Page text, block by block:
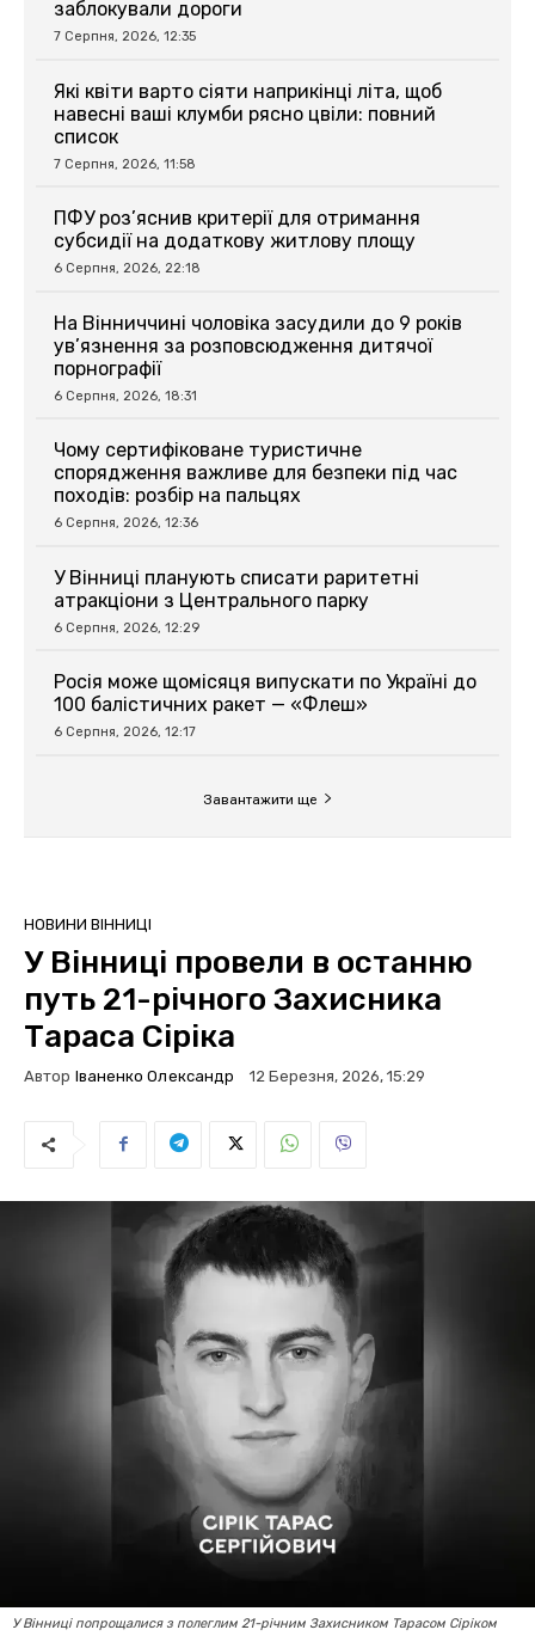
заблокували дороги
7 Серпня, 2026, 12:35
Які квіти варто сіяти наприкінці літа, щоб
навесні ваші клумби рясно цвіли: повний
список
7 Серпня, 2026, 11:58
ПФУ роз’яснив критерії для отримання
субсидії на додаткову житлову площу
6 Серпня, 2026, 22:18
На Вінниччині чоловіка засудили до 9 років
ув’язнення за розповсюдження дитячої
порнографії
6 Серпня, 2026, 18:31
Чому сертифіковане туристичне
спорядження важливе для безпеки під час
походів: розбір на пальцях
6 Серпня, 2026, 12:36
У Вінниці планують списати раритетні
атракціони з Центрального парку
6 Серпня, 2026, 12:29
Росія може щомісяця випускати по Україні до
100 балістичних ракет — «Флеш»
6 Серпня, 2026, 12:17
Завантажити ще